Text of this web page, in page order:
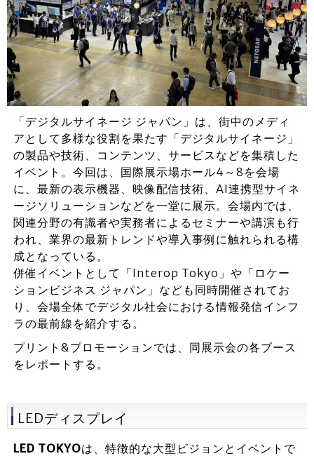
「デジタルサイネージ ジャパン」は、街中のメディ
アとして多様な役割を果たす「デジタルサイネージ」
の製品や技術、コンテンツ、サービスなどを集積した
イベント。今回は、国際展示場ホール4～8を会場
に、最新の表示機器、映像配信技術、AI連携型サイネ
ージソリューションなどを一堂に展示。会場内では、
関連分野の有識者や実務者によるセミナーや講演も行
われ、業界の最新トレンドや導入事例に触れられる構
成となっている。
併催イベントとして「Interop Tokyo」や「ロケー
ションビジネス ジャパン」なども同時開催されてお
り、会場全体でデジタル社会における情報発信インフ
ラの最前線を紹介する。
プリント&プロモーションでは、同展示会の各ブース
をレポートする。
LEDディスプレイ
LED TOKYOは、特徴的な大型ビジョンとイベントで